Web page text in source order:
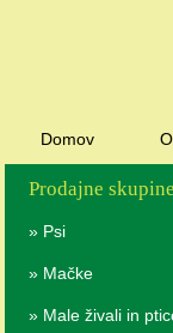
Domov
Prodajne skupine
» Psi
» Mačke
» Male živali in